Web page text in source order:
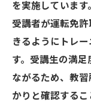
を実施しています
受講者が運転免
きるようにトレ
す。受講生の満
ながるため、教
かりと確認するこ